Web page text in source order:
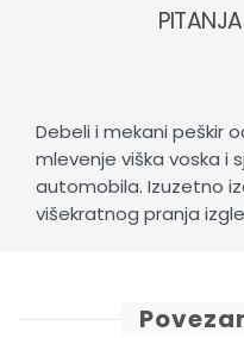
Debeli i mekani peškir
mlevenje viška voska i
automobila. Izuzetno
višekratnog pranja